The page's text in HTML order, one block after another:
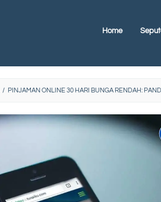
Home
/ PINJAMAN ONLINE 30 HARI BUNGA RENDAH: